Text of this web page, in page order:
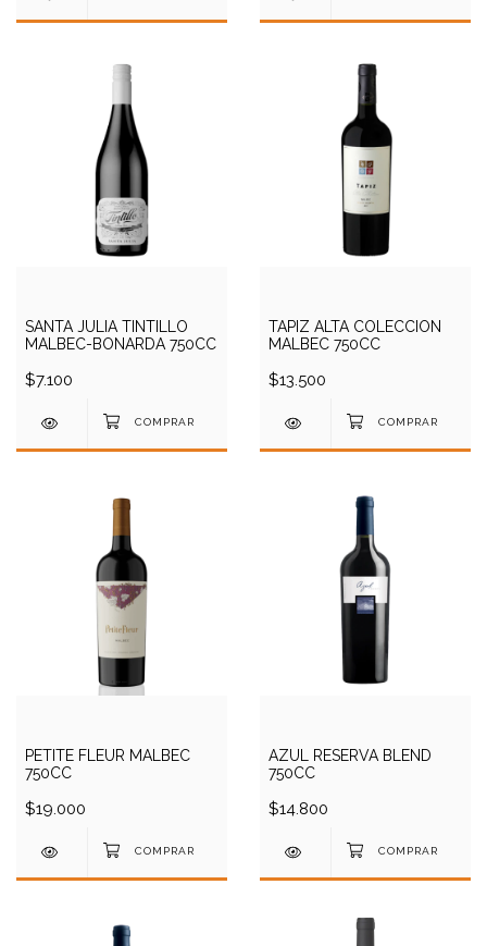
SANTA JULIA TINTILLO
MALBEC-BONARDA 750CC
$7.100
TAPIZ ALTA COLECCION
MALBEC 750CC
$13.500
PETITE FLEUR MALBEC
750CC
$19.000
AZUL RESERVA BLEND
750CC
$14.800